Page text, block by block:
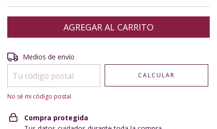
Entregas para el CP:
Medios de envío
CALCULAR
No sé mi código postal
Compra protegida